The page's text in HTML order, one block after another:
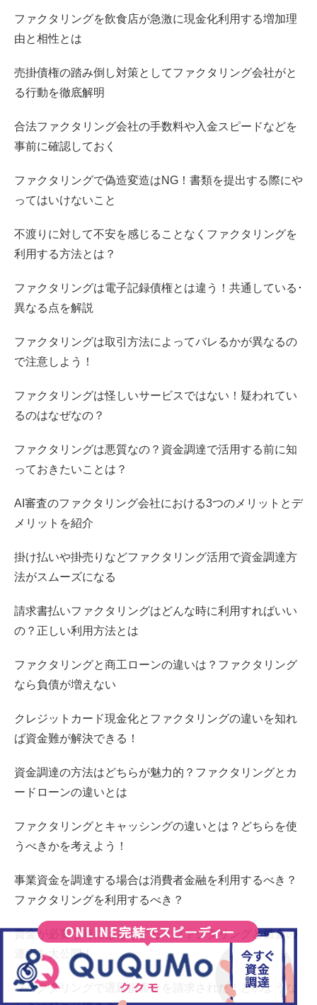
ファクタリングを飲食店が急激に現金化利用する増加理
由と相性とは
売掛債権の踏み倒し対策としてファクタリング会社がと
る行動を徹底解明
合法ファクタリング会社の手数料や入金スピードなどを
事前に確認しておく
ファクタリングで偽造変造はNG！書類を提出する際にや
ってはいけないこと
不渡りに対して不安を感じることなくファクタリングを
利用する方法とは？
ファクタリングは電子記録債権とは違う！共通している･
異なる点を解説
ファクタリングは取引方法によってバレるかが異なるの
で注意しよう！
ファクタリングは怪しいサービスではない！疑われてい
るのはなぜなの？
ファクタリングは悪質なの？資金調達で活用する前に知
っておきたいことは？
AI審査のファクタリング会社における3つのメリットとデ
メリットを紹介
掛け払いや掛売りなどファクタリング活用で資金調達方
法がスムーズになる
請求書払いファクタリングはどんな時に利用すればいい
の？正しい利用方法とは
ファクタリングと商工ローンの違いは？ファクタリング
なら負債が増えない
クレジットカード現金化とファクタリングの違いを知れ
ば資金難が解決できる！
資金調達の方法はどちらが魅力的？ファクタリングとカ
ードローンの違いとは
ファクタリングとキャッシングの違いとは？どちらを使
うべきかを考えよう！
事業資金を調達する場合は消費者金融を利用するべき？
ファクタリングを利用するべき？
資金が必要な時にはどうする？ファクタリングと借金の
違いを大公開！
ファクタリングで遅延損害金を請求された！どのような